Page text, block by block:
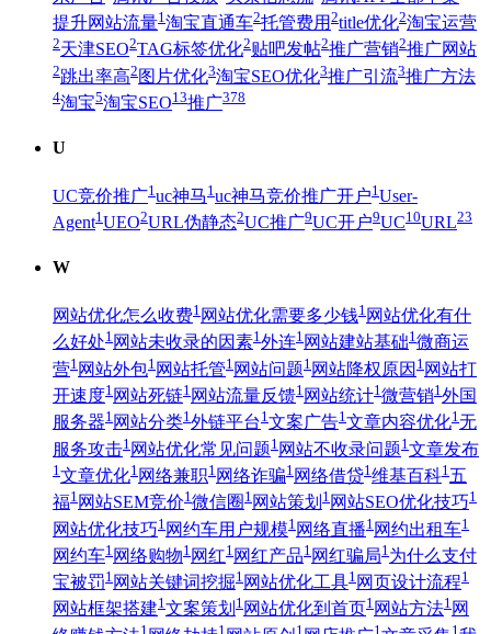
提升网站流量1 淘宝直通车2托管费用 2title优化2淘宝运营
2天津SEO2TAG标签优化2贴吧发帖2推广营销2推广网站
2跳出率高2 图片优化3淘宝SEO优化3推广引流3推广方法
4淘宝5淘宝SEO13推广378
U
UC竞价推广1 uc神马 1 uc神马竞价推广开户1 User-
Agent1 UEO2URL伪静态2UC推广9UC开户9UC10URL23
W
网站优化怎么收费1 网站优化需要多少钱1 网站优化有什
么好处1 网站未收录的因素1 外连1 网站建站基础1 微商运
营1 网站外包1 网站托管1 网站问题1 网站降权原因 1 网站打
开速度1 网站死链1 网站流量反馈1 网站统计1 微营销1 外国
服务器1 网站分类1 外链平台 1 文案广告1 文章内容优化1 无
服务攻击1 网站优化常见问题1 网站不收录问题1 文章发布
1 文章优化1 网络兼职1 网络诈骗1 网络借贷1 维基百科1 五
福1 网站SEM竞价1 微信圈 1 网站策划 1 网站SEO优化技巧1
网站优化技巧1 网约车用户规模1 网络直播1 网约出租车1
网约车1 网络购物1 网红1 网红产品1 网红骗局1 为什么支付
宝被罚1 网站关键词挖掘1 网站优化工具1 网页设计流程1
网站框架搭建1文案策划 1 网站优化到首页 1 网站方法1 网
1 1 1 1 1